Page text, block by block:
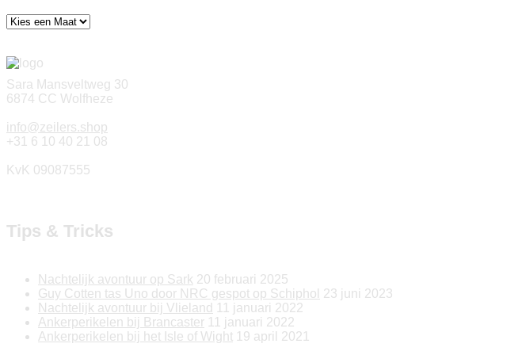
Sara Mansveltweg 30
6874 CC Wolfheze
info@zeilers.shop
+31 6 10 40 21 08
KvK 09087555
Tips & Tricks
Nachtelijk avontuur op Sark 20 februari 2025
Guy Cotten tas Uno door NRC gespot op Schiphol 23 juni 2023
Nachtelijk avontuur bij Vlieland 11 januari 2022
Ankerperikelen bij Brancaster 11 januari 2022
Ankerperikelen bij het Isle of Wight 19 april 2021